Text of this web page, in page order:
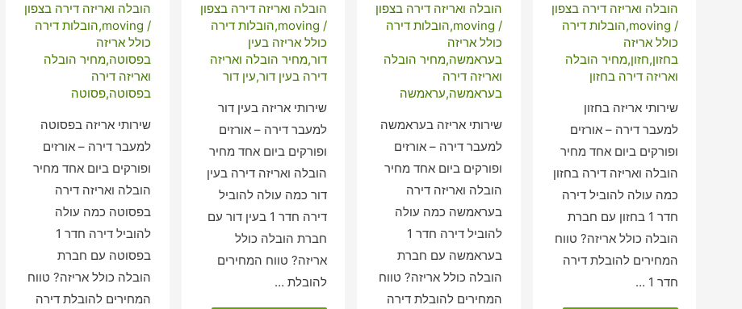
הובלה ואריזה דירה בצפון
/
moving
,הובלות דירה
כולל אריזה
בחזון,חזון,מחיר הובלה
ואריזה דירה בחזון
שירותי אריזה בחזון
למעבר דירה – אורזים
ופורקים ביום אחד מחיר
הובלה ואריזה דירה בחזון
כמה עולה להוביל דירה
חדר 1 בחזון עם חברת
הובלה כולל אריזה? טווח
המחירים להובלת דירה
חדר 1 …
הובלה ואריזה דירה בצפון
/
moving
,הובלות דירה
כולל אריזה
בעראמשה,מחיר הובלה
ואריזה דירה
בעראמשה,עראמשה
שירותי אריזה בעראמשה
למעבר דירה – אורזים
ופורקים ביום אחד מחיר
הובלה ואריזה דירה
בעראמשה כמה עולה
להוביל דירה חדר 1
בעראמשה עם חברת
הובלה כולל אריזה? טווח
המחירים להובלת דירה
הובלה ואריזה דירה בצפון
/
moving
,הובלות דירה
כולל אריזה בעין
דור,מחיר הובלה ואריזה
דירה בעין דור,עין דור
שירותי אריזה בעין דור
למעבר דירה – אורזים
ופורקים ביום אחד מחיר
הובלה ואריזה דירה בעין
דור כמה עולה להוביל
דירה חדר 1 בעין דור עם
חברת הובלה כולל
אריזה? טווח המחירים
להובלת …
הובלה ואריזה דירה בצפון
/
moving
,הובלות דירה
כולל אריזה
בפסוטה,מחיר הובלה
ואריזה דירה
בפסוטה,פסוטה
שירותי אריזה בפסוטה
למעבר דירה – אורזים
ופורקים ביום אחד מחיר
הובלה ואריזה דירה
בפסוטה כמה עולה
להוביל דירה חדר 1
בפסוטה עם חברת
הובלה כולל אריזה? טווח
המחירים להובלת דירה